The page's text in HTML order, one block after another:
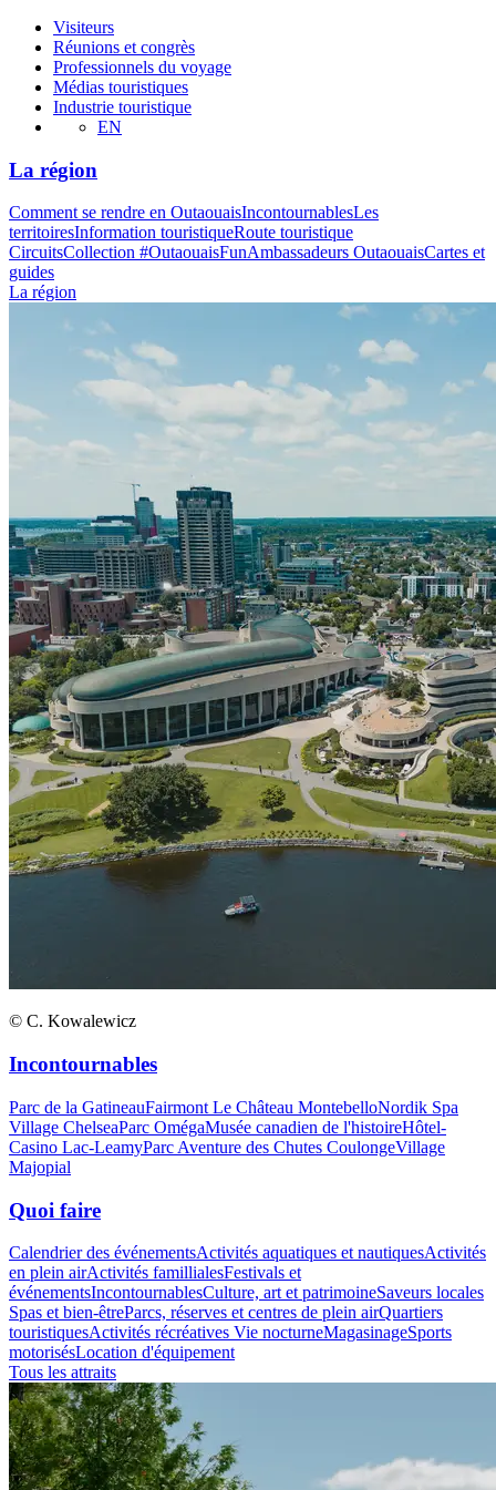
Visiteurs
Réunions et congrès
Professionnels du voyage
Médias touristiques
Industrie touristique
EN
La région
Comment se rendre en OutaouaisIncontournablesLes
territoiresInformation touristiqueRoute touristique
CircuitsCollection #OutaouaisFunAmbassadeurs OutaouaisCartes et
guides
La région
© C. Kowalewicz
Incontournables
Parc de la GatineauFairmont Le Château MontebelloNordik Spa
Village ChelseaParc OmégaMusée canadien de l'histoireHôtel-
Casino Lac-LeamyParc Aventure des Chutes CoulongeVillage
Majopial
Quoi faire
Calendrier des événementsActivités aquatiques et nautiquesActivités
en plein airActivités famillialesFestivals et
événementsIncontournablesCulture, art et patrimoineSaveurs locales
Spas et bien-êtreParcs, réserves et centres de plein airQuartiers
touristiquesActivités récréatives Vie nocturneMagasinageSports
motorisésLocation d'équipement
Tous les attraits